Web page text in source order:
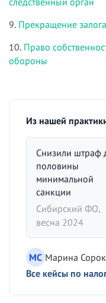
9. Прекращение
10. Право
обороны
Из нашей
Снизили штраф
половины
минимальной
санкции
Сибирский ФО,
весна 2024
МС Марина
Все кейсы по